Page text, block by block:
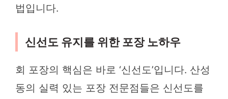
법입니다.
신선도 유지를 위한 포장 노하우
회 포장의 핵심은 바로 ‘신선도’입니다. 산성
동의 실력 있는 포장 전문점들은 신선도를